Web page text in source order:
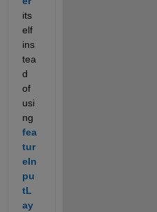
its
elf
ins
tea
d
of
usi
ng
fea
tur
eIn
pu
tL
ay